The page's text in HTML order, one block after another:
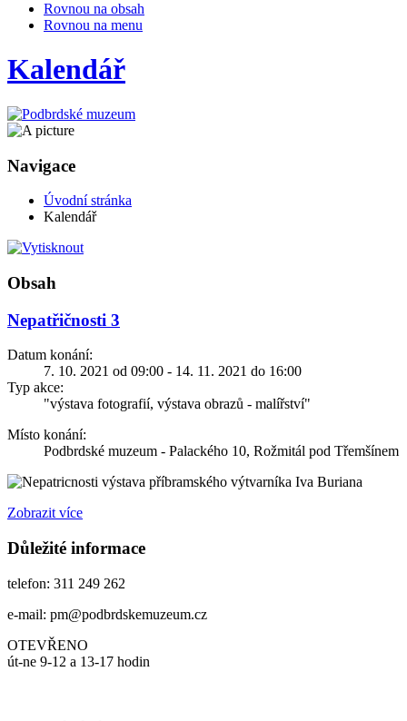
Rovnou na obsah
Rovnou na menu
Kalendář
Navigace
Úvodní stránka
Kalendář
Obsah
Nepatřičnosti 3
Datum konání:
7. 10. 2021 od 09:00 - 14. 11. 2021 do 16:00
Typ akce:
"výstava fotografií, výstava obrazů - malířství"
Místo konání:
Podbrdské muzeum - Palackého 10, Rožmitál pod Třemšínem
výstava příbramského výtvarníka Iva Buriana
Zobrazit více
Důležité informace
telefon: 311 249 262
e-mail: pm@podbrdskemuzeum.cz
OTEVŘENO
út-ne 9-12 a 13-17 hodin